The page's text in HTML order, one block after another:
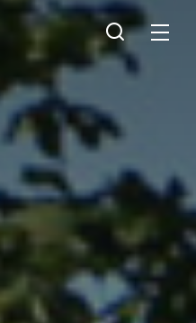
Je
recherche
Menu